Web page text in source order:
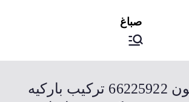
اصباغ
صباغ الكويت
صباغ العيون 66225922 تركيب باركيه